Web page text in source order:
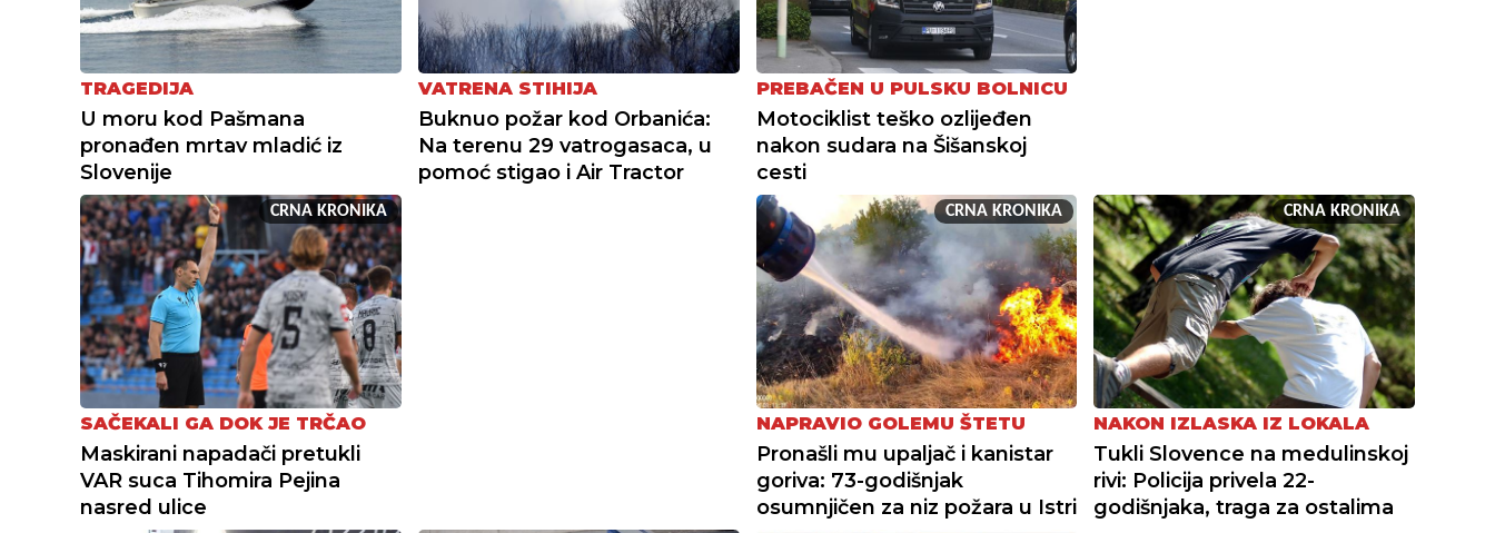
TRAGEDIJA
U moru kod Pašmana
pronađen mrtav mladić iz
Slovenije
VATRENA STIHIJA
Buknuo požar kod Orbanića:
Na terenu 29 vatrogasaca, u
pomoć stigao i Air Tractor
PREBAČEN U PULSKU BOLNICU
Motociklist teško ozlijeđen
nakon sudara na Šišanskoj
cesti
CRNA KRONIKA
SAČEKALI GA DOK JE TRČAO
Maskirani napadači pretukli
VAR suca Tihomira Pejina
nasred ulice
CRNA KRONIKA
NAPRAVIO GOLEMU ŠTETU
Pronašli mu upaljač i kanistar
goriva: 73-godišnjak
osumnjičen za niz požara u Istri
CRNA KRONIKA
NAKON IZLASKA IZ LOKALA
Tukli Slovence na medulinskoj
rivi: Policija privela 22-
godišnjaka, traga za ostalima